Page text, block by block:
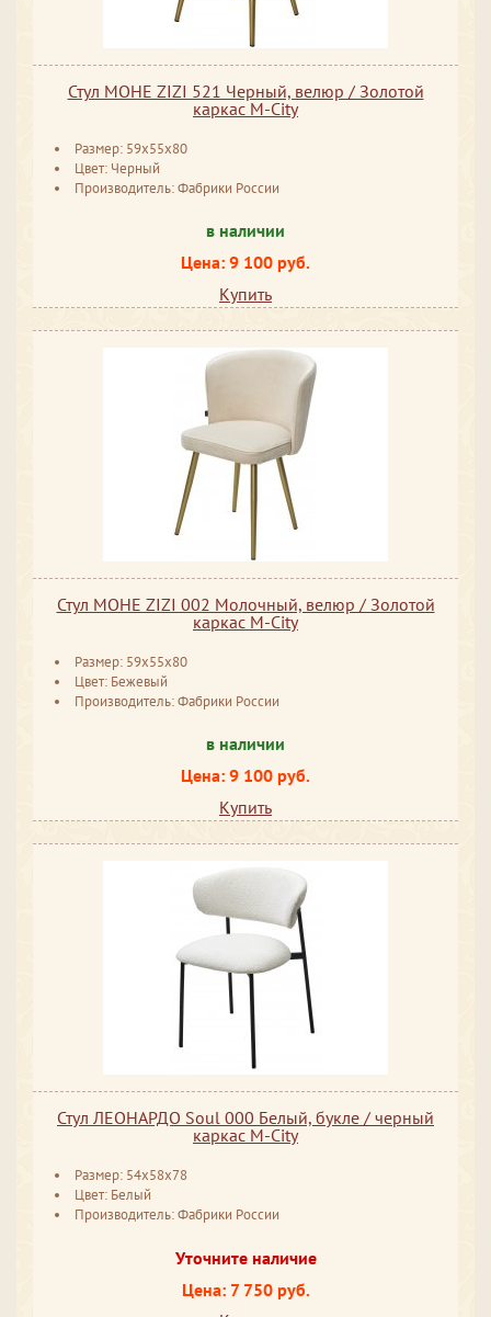
Стул МОНЕ ZIZI 521 Черный, велюр / Золотой
каркас M-City
Размер: 59x55x80
Цвет: Черный
Производитель: Фабрики России
в наличии
Цена: 9 100 руб.
Купить
Стул МОНЕ ZIZI 002 Молочный, велюр / Золотой
каркас M-City
Размер: 59x55x80
Цвет: Бежевый
Производитель: Фабрики России
в наличии
Цена: 9 100 руб.
Купить
Стул ЛЕОНАРДО Soul 000 Белый, букле / черный
каркас М-City
Размер: 54x58x78
Цвет: Белый
Производитель: Фабрики России
Уточните наличие
Цена: 7 750 руб.